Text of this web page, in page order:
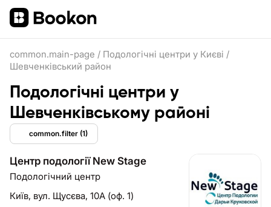
common.main-page / Подологічні центри у Києві /
Шевченківський район
Подологічні центри у
Шевченківському районі
common.filter (1)
Центр подології New Stage
Подологічний центр
Київ, вул. Щусєва, 10А (оф. 1)